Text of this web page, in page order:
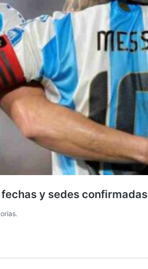
y sedes confirmadas